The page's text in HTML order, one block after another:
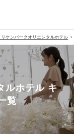
リケンパークオリエンタルホテル
ルホテル キ
覧